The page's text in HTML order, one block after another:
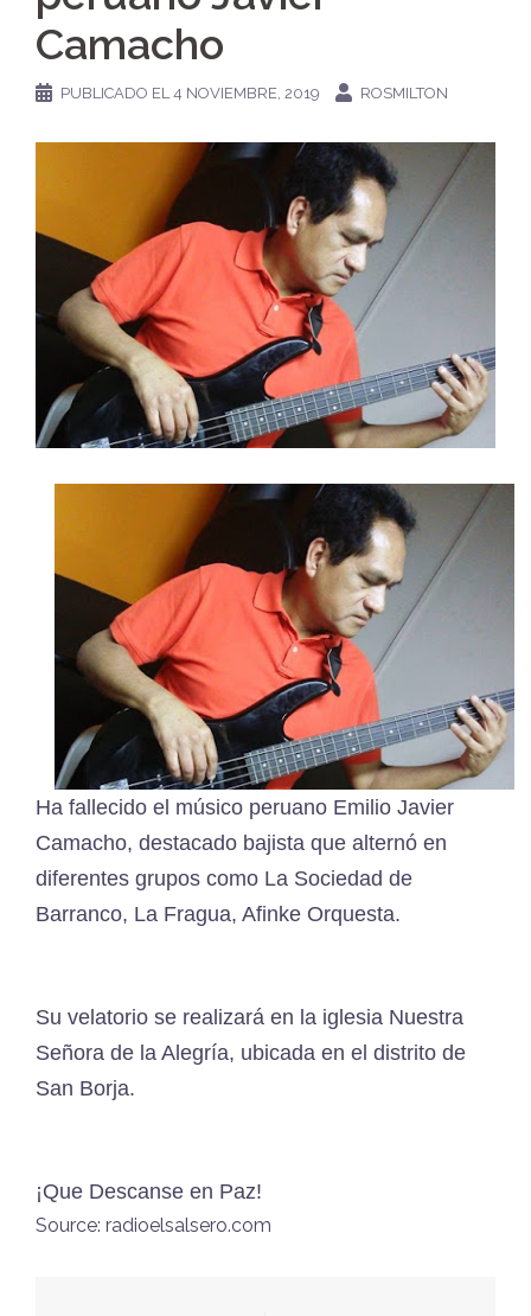
Camacho
PUBLICADO EL4 NOVIEMBRE, 2019 ROSMILTON
Ha fallecido el músico peruano Emilio Javier
Camacho, destacado bajista que alternó en
diferentes grupos como La Sociedad de
Barranco, La Fragua, Afinke Orquesta.
Su velatorio se realizará en la iglesia Nuestra
Señora de la Alegría, ubicada en el distrito de
San Borja.
¡Que Descanse en Paz!
Source: radioelsalsero.com